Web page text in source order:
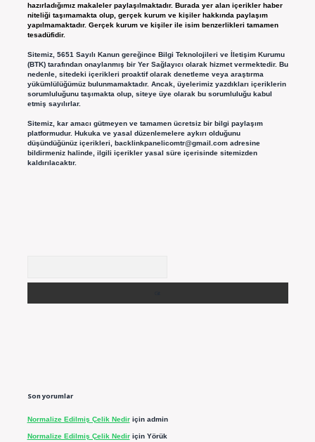
hazırladığımız makaleler paylaşılmaktadır. Burada yer alan içerikler haber
niteliği taşımamakta olup, gerçek kurum ve kişiler hakkında paylaşım
yapılmamaktadır. Gerçek kurum ve kişiler ile isim benzerlikleri tamamen
tesadüfidir.
Sitemiz, 5651 Sayılı Kanun gereğince Bilgi Teknolojileri ve İletişim Kurumu
(BTK) tarafından onaylanmış bir Yer Sağlayıcı olarak hizmet vermektedir. Bu
nedenle, sitedeki içerikleri proaktif olarak denetleme veya araştırma
yükümlülüğümüz bulunmamaktadır. Ancak, üyelerimiz yazdıkları içeriklerin
sorumluluğunu taşımakta olup, siteye üye olarak bu sorumluluğu kabul
etmiş sayılırlar.
Sitemiz, kar amacı gütmeyen ve tamamen ücretsiz bir bilgi paylaşım
platformudur. Hukuka ve yasal düzenlemelere aykırı olduğunu
düşündüğünüz içerikleri, backlinkpanelicomtr@gmail.comadresine
bildirmeniz halinde, ilgili içerikler yasal süre içerisinde sitemizden
kaldırılacaktır.
Son yorumlar
Normalize Edilmiş Çelik Nediriçin admin
Normalize Edilmiş Çelik Nediriçin Yörük